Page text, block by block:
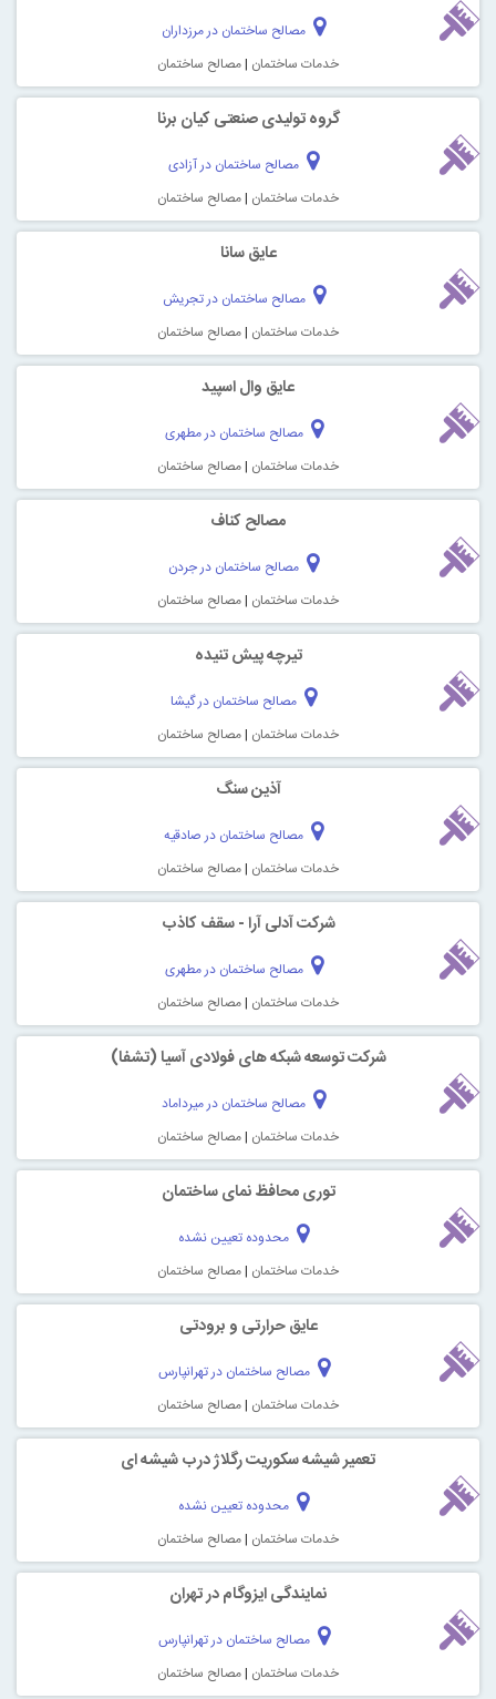
مصالح ساختمان در مرزداران
خدمات ساختمان|مصالح ساختمان
گروه تولیدی صنعتی کیان برنا
مصالح ساختمان در آزادی
خدمات ساختمان|مصالح ساختمان
عایق سانا
مصالح ساختمان در تجریش
خدمات ساختمان|مصالح ساختمان
عایق وال اسپید
مصالح ساختمان در مطهری
خدمات ساختمان|مصالح ساختمان
مصالح کناف
مصالح ساختمان در جردن
خدمات ساختمان|مصالح ساختمان
تیرچه پیش تنیده
مصالح ساختمان در گیشا
خدمات ساختمان|مصالح ساختمان
آذین سنگ
مصالح ساختمان در صادقیه
خدمات ساختمان|مصالح ساختمان
شرکت آدلی آرا - سقف کاذب
مصالح ساختمان در مطهری
خدمات ساختمان|مصالح ساختمان
شرکت توسعه شبکه های فولادی آسیا (تشفا)
مصالح ساختمان در میرداماد
خدمات ساختمان|مصالح ساختمان
توری محافظ نمای ساختمان
محدوده تعیین نشده
خدمات ساختمان|مصالح ساختمان
عایق حرارتی و برودتی
مصالح ساختمان در تهرانپارس
خدمات ساختمان|مصالح ساختمان
تعمیر شیشه سکوریت رگلاژ درب شیشه ای
محدوده تعیین نشده
خدمات ساختمان|مصالح ساختمان
نمایندگی ایزوگام در تهران
مصالح ساختمان در تهرانپارس
خدمات ساختمان|مصالح ساختمان